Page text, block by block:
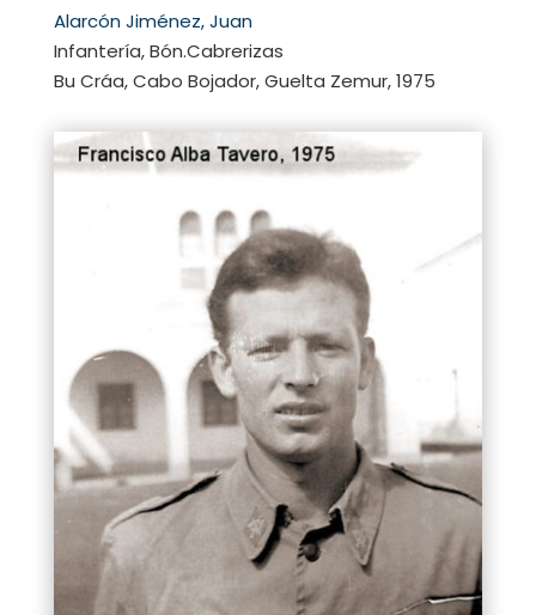
Alarcón Jiménez, Juan
Infantería, Bón.Cabrerizas
Bu Cráa, Cabo Bojador, Guelta Zemur, 1975